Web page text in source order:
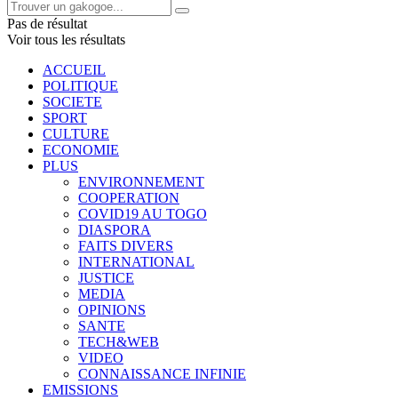
Pas de résultat
Voir tous les résultats
ACCUEIL
POLITIQUE
SOCIETE
SPORT
CULTURE
ECONOMIE
PLUS
ENVIRONNEMENT
COOPERATION
COVID19 AU TOGO
DIASPORA
FAITS DIVERS
INTERNATIONAL
JUSTICE
MEDIA
OPINIONS
SANTE
TECH&WEB
VIDEO
CONNAISSANCE INFINIE
EMISSIONS